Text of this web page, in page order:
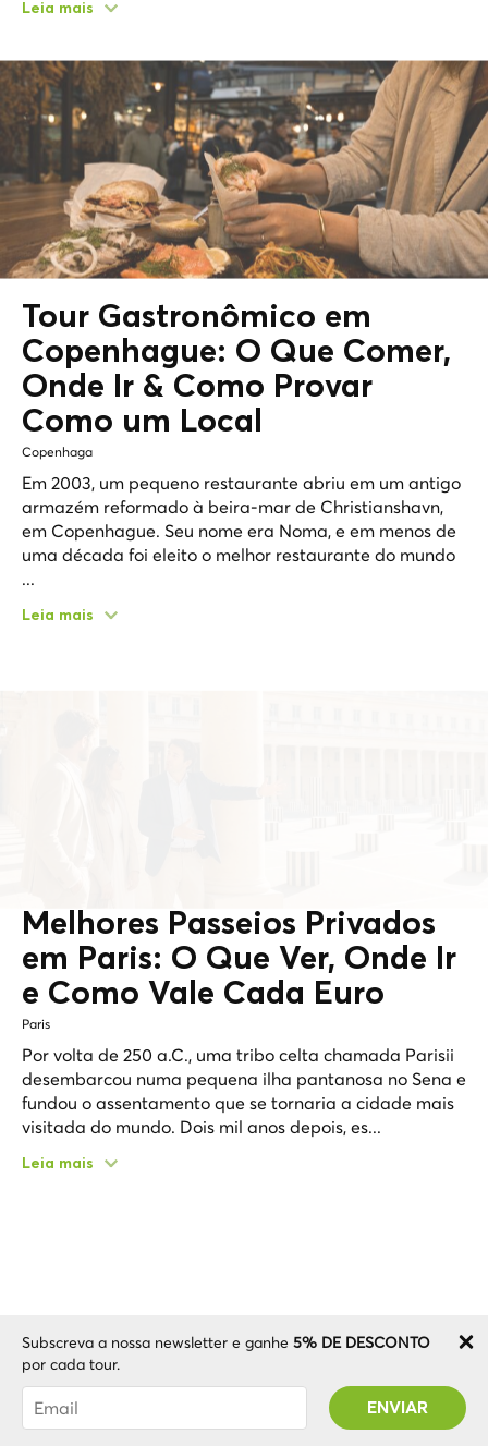
Leia mais
Tour Gastronômico em
Copenhague: O Que Comer,
Onde Ir & Como Provar
Como um Local
Copenhaga
Em 2003, um pequeno restaurante abriu em um antigo
armazém reformado à beira-mar de Christianshavn,
em Copenhague. Seu nome era Noma, e em menos de
uma década foi eleito o melhor restaurante do mundo
...
Leia mais
Melhores Passeios Privados
em Paris: O Que Ver, Onde Ir
e Como Vale Cada Euro
Paris
Por volta de 250 a.C., uma tribo celta chamada Parisii
desembarcou numa pequena ilha pantanosa no Sena e
fundou o assentamento que se tornaria a cidade mais
visitada do mundo. Dois mil anos depois, es...
Leia mais
Subscreva a nossa newsletter e ganhe 5% DE DESCONTO
por cada tour.
Foi subscrito com sucesso! Receberá o seu
código Promo após validar a sua conta!